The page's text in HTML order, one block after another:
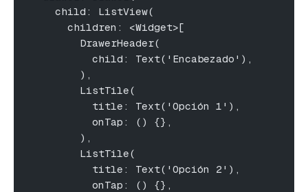
    child: ListView(
      children: <Widget>[
        DrawerHeader(
          child: Text('Encabezado'),
        ),
        ListTile(
          title: Text('Opción 1'),
          onTap: () {},
        ),
        ListTile(
          title: Text('Opción 2'),
          onTap: () {},